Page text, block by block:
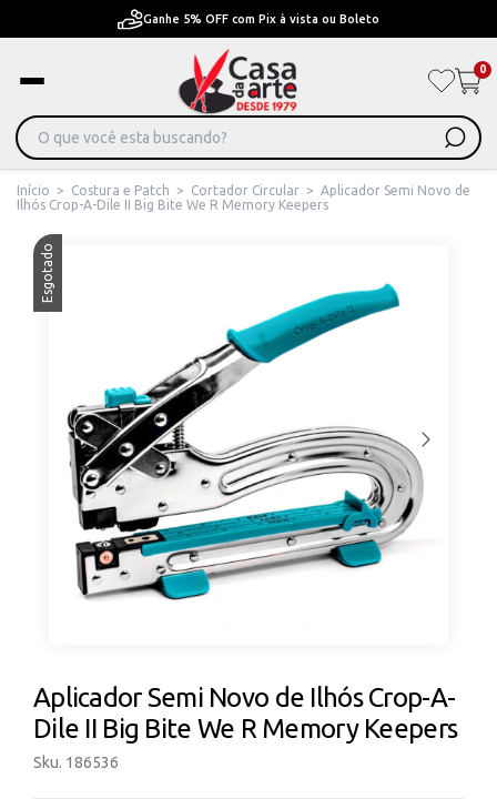
Pague em Até 6x sem juros ou ate 12x com juros
0
Início > Costura e Patch > Cortador Circular > Aplicador Semi Novo de
Ilhós Crop-A-Dile II Big Bite We R Memory Keepers
Esgotado
Aplicador Semi Novo de Ilhós Crop-A-
Dile II Big Bite We R Memory Keepers
Sku. 186536